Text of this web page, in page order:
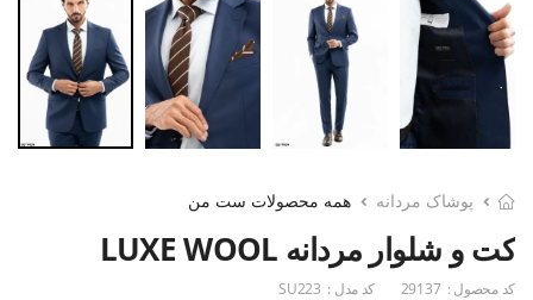
پوشاک مردانه همه محصولات ست من
کت و شلوار مردانه LUXE WOOL
کد محصول : 29137 کد مدل : SU223